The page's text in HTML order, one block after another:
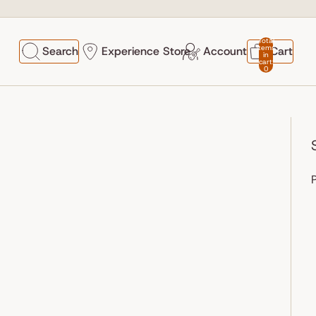
Search Experience Store Account
Total
items
in
cart:
0
Cart